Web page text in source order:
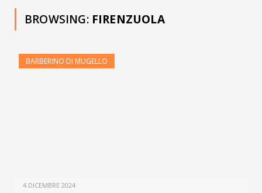
BROWSING: FIRENZUOLA
BARBERINO DI MUGELLO
4 DICEMBRE 2024